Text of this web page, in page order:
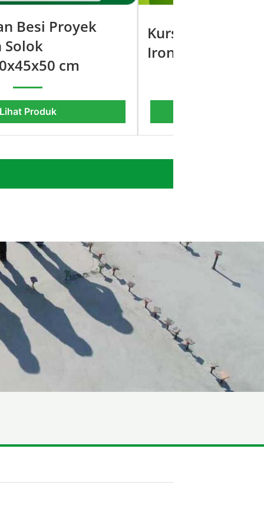
Besi Proyek
Solok
cm
Produk
Kursi Taman
Iron cast